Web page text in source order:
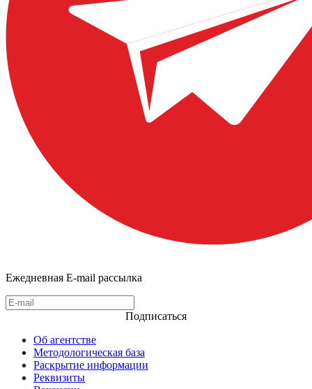
Ежедневная E-mail рассылка
Подписаться
Об агентстве
Методологическая база
Раскрытие информации
Реквизиты